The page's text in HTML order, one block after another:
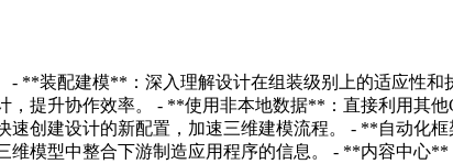
配建模**：深入理解设计在组装级别上的适应性和执行情
，提升协作效率。 - **使用非本地数据**：直接利用其他
快速创建设计的新配置，加速三维建模流程。 - **自动化
型中整合下游制造应用程序的信息。 - **内容中心**